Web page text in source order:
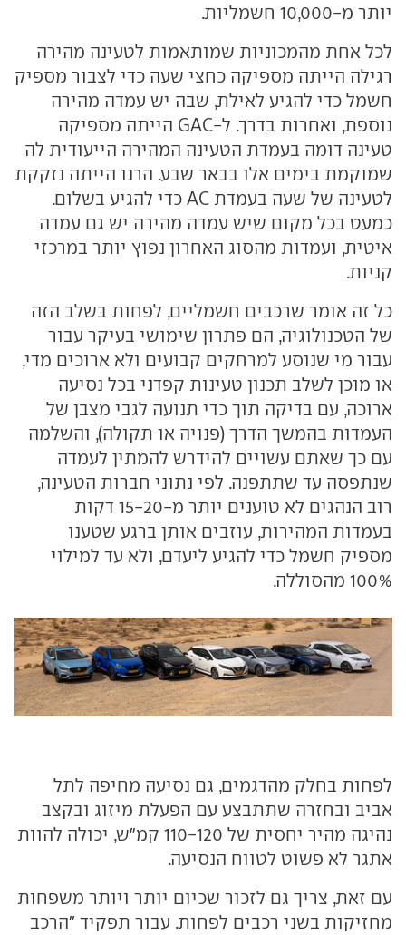
יותר מ-10,000 חשמליות.
לכל אחת מהמכוניות שמותאמות לטעינה מהירה
רגילה הייתה מספיקה כחצי שעה כדי לצבור מספיק
חשמל כדי להגיע לאילת, שבה יש עמדה מהירה
נוספת, ואחרות בדרך. ל-GAC הייתה מספיקה
טעינה דומה בעמדת הטעינה המהירה הייעודית לה
שמוקמת בימים אלו בבאר שבע. הרנו הייתה נזקקת
לטעינה של שעה בעמדת AC כדי להגיע בשלום.
כמעט בכל מקום שיש עמדה מהירה יש גם עמדה
איטית, ועמדות מהסוג האחרון נפוץ יותר במרכזי
קניות.
כל זה אומר שרכבים חשמליים, לפחות בשלב הזה
של הטכנולוגיה, הם פתרון שימושי בעיקר עבור
עבור מי שנוסע למרחקים קבועים ולא ארוכים מדי,
או מוכן לשלב תכנון טעינות קפדני בכל נסיעה
ארוכה, עם בדיקה תוך כדי תנועה לגבי מצבן של
העמדות בהמשך הדרך (פנויה או תקולה), והשלמה
עם כך שאתם עשויים להידרש להמתין לעמדה
שנתפסה עד שתתפנה. לפי נתוני חברות הטעינה,
רוב הנהגים לא טוענים יותר מ-15-20 דקות
בעמדות המהירות, עוזבים אותן ברגע שטענו
מספיק חשמל כדי להגיע ליעדם, ולא עד למילוי
100% מהסוללה.
לפחות בחלק מהדגמים, גם נסיעה מחיפה לתל
אביב ובחזרה שתתבצע עם הפעלת מיזוג ובקצב
נהיגה מהיר יחסית של 110-120 קמ"ש, יכולה להוות
אתגר לא פשוט לטווח הנסיעה.
עם זאת, צריך גם לזכור שכיום יותר ויותר משפחות
מחזיקות בשני רכבים לפחות. עבור תפקיד "הרכב